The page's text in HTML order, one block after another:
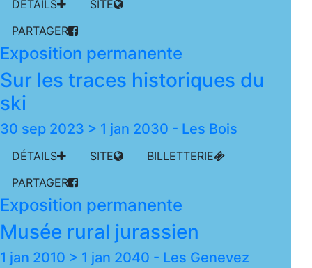
DÉTAILS
SITE
PARTAGER
Exposition permanente
Sur les traces historiques du
ski
30 sep 2023 > 1 jan 2030 - Les Bois
DÉTAILS SITE
BILLETTERIE
PARTAGER
Exposition permanente
Musée rural jurassien
1 jan 2010 > 1 jan 2040 - Les Genevez